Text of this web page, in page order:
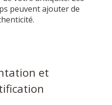
peuvent ajouter de
et